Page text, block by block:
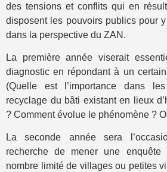
des tensions et conflits qui en
disposent les pouvoirs publics pour
dans la perspective du ZAN.
La première année viserait
diagnostic en répondant à un
(Quelle est l’importance dans
recyclage du bâti existant en lieux
? Comment évolue le phénomène ?
La seconde année sera
recherche de mener une enquête
nombre limité de villages ou petites